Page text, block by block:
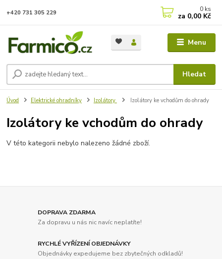
Menu
Hledat
+420 731 305 229 0 ks
za 0,00 Kč
Úvod Elektrické ohradníky Izolátory Izolátory ke vchodům do ohrady
Izolátory ke vchodům do ohrady
V této kategorii nebylo nalezeno žádné zboží.
DOPRAVA ZDARMA
Za dopravu u nás nic navíc neplatíte!
RYCHLÉ VYŘÍZENÍ OBJEDNÁVKY
Objednávky expedujeme bez zbytečných odkladů!